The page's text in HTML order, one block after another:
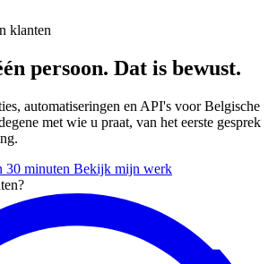
klanten
persoon. Dat is bewust.
automatiseringen en API's voor Belgische
met wie u praat, van het eerste gesprek
30 minuten Bekijk mijn werk